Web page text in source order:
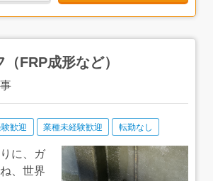
年齢層も20代の若手～ベテランの方まで幅広
を迎えながら働いている方もいるそうです。
ぜひ、ご応募ください！
FRP成形など）
歓迎 業種未経験歓迎 転勤なし
に、ガ
、世界